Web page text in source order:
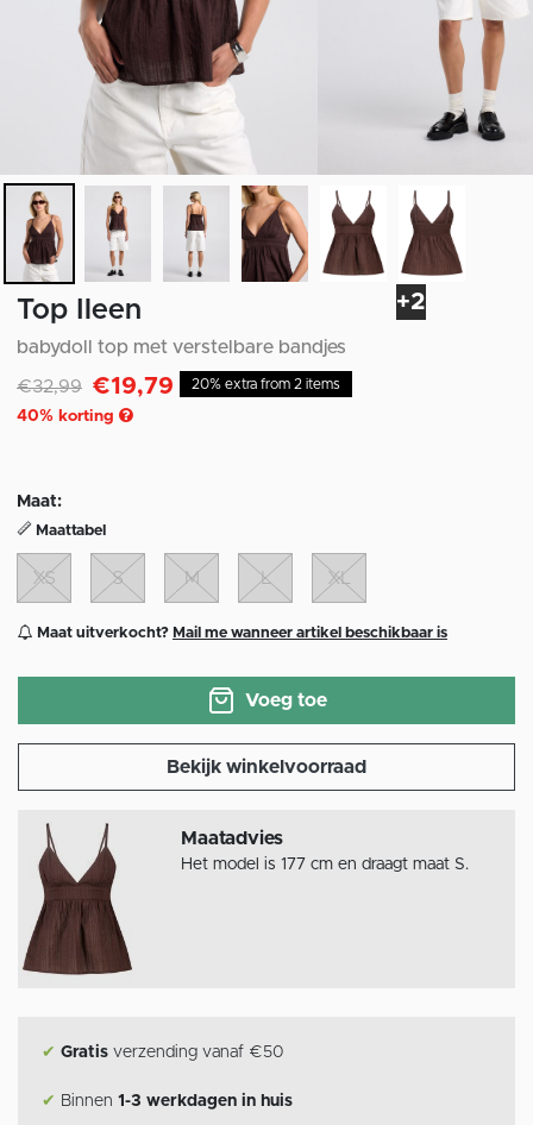
+2
Top Ileen
babydoll top met verstelbare bandjes
Afgeprijsd van
€32,99naar
€19,79
40% korting
20% extra from 2 items
Maat:
Maattabel
XS S M L XL
Maat uitverkocht? Mail me wanneer artikel beschikbaar is
Voeg toe
Bekijk winkelvoorraad
Maatadvies
Het model is 177 cm en draagt maat S.
✔ Gratis verzending vanaf €50
✔ Binnen 1-3 werkdagen in huis